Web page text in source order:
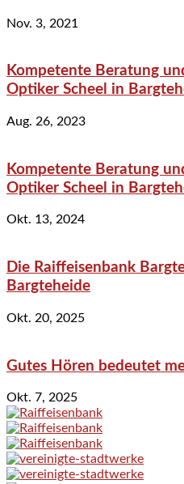
Nov. 3, 2021
Kompetente Beratung
Optiker Scheel in
Aug. 26, 2023
Kompetente Beratung
Optiker Scheel in
Okt. 13, 2024
Die Raiffeisenbank
Bargteheide
Okt. 20, 2025
Gutes Hören bedeutet
Okt. 7, 2025